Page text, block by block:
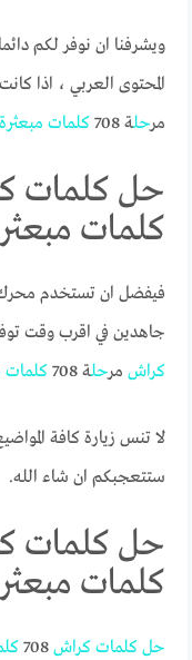
ويشرفنا ان نوفر لكم
المحتوى العربي ، اذا
مرحلة 708 كلمات مبعثرة
كلمات
فيفضل ان تستخدم
جاهدين في اقرب وقت
كراش مرحلة 708 كلمات
لا تنس زيارة كافة
ستتعجبكم ان شاء الله.
كلمات
حل كلمات كراش 708